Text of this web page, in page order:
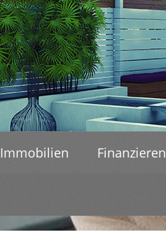
Immobilien Finanzieren